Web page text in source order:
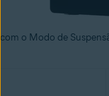
com o Modo de